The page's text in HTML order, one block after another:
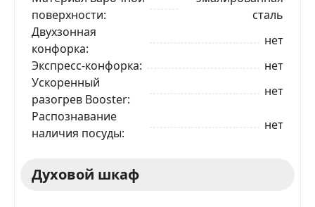
поверхности
сталь
Двухзонная
конфорка
нет
Экспресс-конфорка
нет
Ускоренный
разогрев Booster
нет
Распознавание
наличия посуды
нет
Духовой шкаф